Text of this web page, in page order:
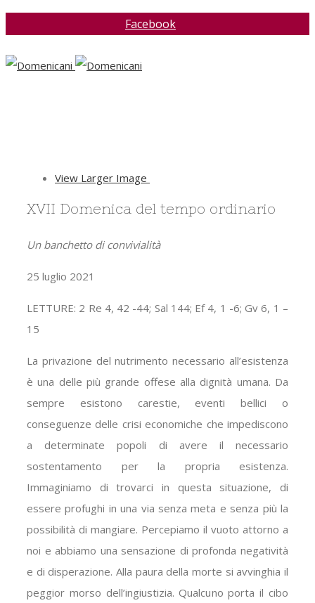
Facebook
View Larger Image
XVII Domenica del tempo ordinario
Un banchetto di convivialità
25 luglio 2021
LETTURE: 2 Re 4, 42 -44; Sal 144; Ef 4, 1 -6; Gv 6, 1 –
15
La privazione del nutrimento necessario all’esistenza
è una delle più grande offese alla dignità umana. Da
sempre esistono carestie, eventi bellici o
conseguenze delle crisi economiche che impediscono
a determinate popoli di avere il necessario
sostentamento per la propria esistenza.
Immaginiamo di trovarci in questa situazione, di
essere profughi in una via senza meta e senza più la
possibilità di mangiare. Percepiamo il vuoto attorno a
noi e abbiamo una sensazione di profonda negatività
e di disperazione. Alla paura della morte si avvinghia il
peggior morso dell’ingiustizia. Qualcuno porta il cibo